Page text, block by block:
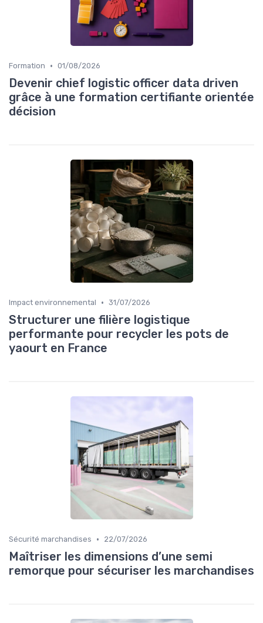
Formation • 01/08/2026
Devenir chief logistic officer data driven
grâce à une formation certifiante orientée
décision
Impact environnemental • 31/07/2026
Structurer une filière logistique
performante pour recycler les pots de
yaourt en France
Sécurité marchandises • 22/07/2026
Maîtriser les dimensions d’une semi
remorque pour sécuriser les marchandises